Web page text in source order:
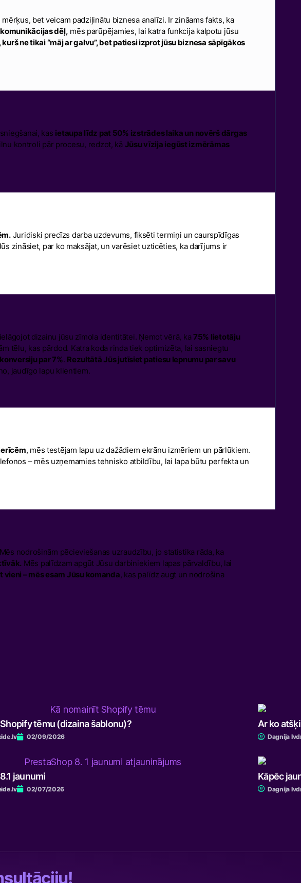
bet veicam padziļinātu biznesa analīzi. Ir zināams fakts, ka
dēļ, mēs parūpējamies, lai katra funkcija kalpotu jūsu
ne tikai “māj ar galvu”, bet patiesi izprot jūsu biznesa sāpīgākos
kas ietaupa līdz pat 50% izstrādes laika un novērš dārgas
kontroli pār procesu, redzot, kā Jūsu vīzija iegūst izmērāmas
Juridiski precīzs darba uzdevums, fiksēti termiņi un caurspīdīgas
zināsiet, par ko maksājat, un varēsiet uzticēties, ka darījums ir
dizainu jūsu zīmola identitātei. Ņemot vērā, ka75% lietotāju
tēlu, kas pārdod. Katra koda rinda tiek optimizēta, lai sasniegtu
par 7%. Rezultātā Jūs jutīsiet patiesu lepnumu par savu
jaudīgo lapu klientiem.
, mēs testējam lapu uz dažādiem ekrānu izmēriem un pārlūkiem.
– mēs uzņemamies tehnisko atbildību, lai lapa būtu perfekta un
nodrošinām pēcieviešanas uzraudzību, jo statistika rāda, ka
Mēs palīdzam apgūt Jūsu darbiniekiem lapas pārvaldību, lai
vieni – mēs esam Jūsu komanda, kas palīdz augt un nodrošina
tēmu (dizaina šablonu)?
02/09/2026
Ar ko
Dagnija
jaunumi
02/07/2026
Kāpēc
Dagnija